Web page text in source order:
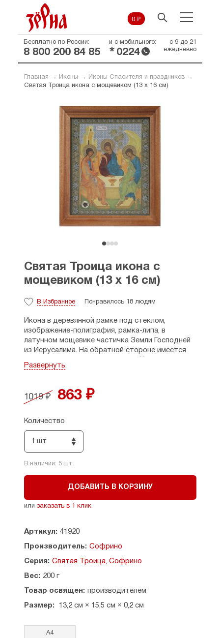
0 ₽
Бесплатно по России:
8 800 200 84 85
и с мобильного:
* 0224
с 9 до 21
ежедневно
Главная → Иконы → Иконы Спасителя и праздников→
Святая Троица икона с мощевиком (13 х 16 см)
Святая Троица икона с
мощевиком (13 х 16 см)
В Избранное Понравилось 18 людям
Икона в деревянной рамке под стеклом,
изображение-полиграфия, рамка-липа, в
латунном мощевике частичка Земли Господней
из Иерусалима. На обратной стороне имеется
подарочной упаковке.
День Празднования: День Святой Троицы,
Троица, Пятидесятница, Сошествие Святого
Православная церковь отмечает Троицу в 50-й
Размер иконы: 13,2 х 15,5 см, толщина - 2 см
Размер изображения: 10 х 12,5 см
Страна производитель: Россия. МО Софрино.
Развернуть
1019 ₽ 863 ₽
Количество
1 шт.
В наличии: 5шт.
ДОБАВИТЬ В КОРЗИНУ
или заказать в 1 клик
Артикул: 41920
Производитель: Софрино
Серия: Святая Троица, Софрино
Вес: 200 г
Товар освящен: производителем
Размер: 13,2 см × 15,5 см × 0,2 см
А4